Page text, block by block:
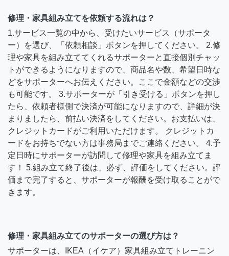
修理・家具組み立てを依頼する流れは？
1.サービス一覧の中から、受けたいサービス（サポータ
ー）を選び、「依頼相談」ボタンを押してください。 2.修
理や家具を組み立ててくれるサポーターと直接個別チャッ
トができるようになりますので、商品名や数、希望日時な
どをサポーターへお伝えください。ここで金額などの交渉
も可能です。 3.サポーターが「引き受ける」ボタンを押し
たら、依頼者様側で決済が可能になりますので、詳細が決
まりましたら、前払い決済をしてください。お支払いは、
クレジットカードがご利用いただけます。 クレジットカ
ードをお持ちでない方は事務局までご連絡ください。 4.予
定日時にサポーターが訪問して修理や家具を組み立てま
す！ 5.組み立て終了後は、必ず、評価をしてください。評
価まで完了すると、サポーターが報酬を受け取ることがで
きます。
修理・家具組み立てのサポーターの選び方は？
サポーターは、IKEA（イケア）家具組み立てトレーニン